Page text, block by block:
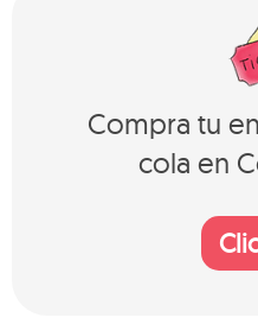
Compra tu
cola en